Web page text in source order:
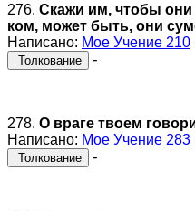
276. Скажи им, чтобы они
ком, может быть, они
Написано: Мое Учение 210
Толкование -
278. О враге твоем
Написано: Мое Учение 283
Толкование -